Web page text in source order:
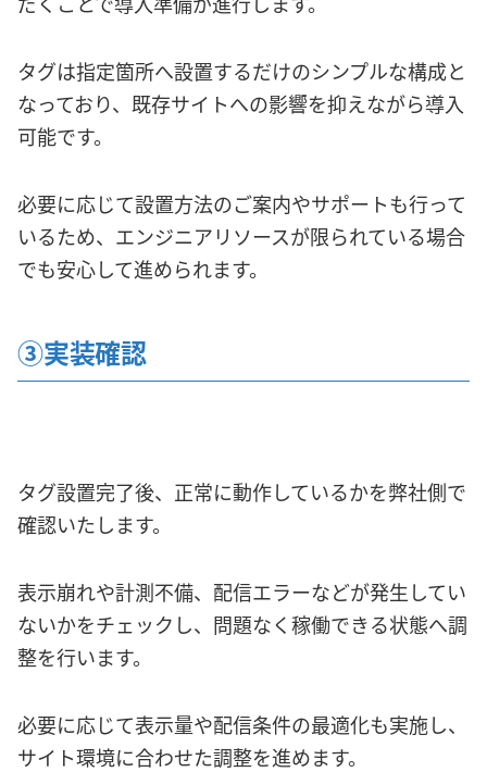
タグは指定箇所へ設置するだけのシンプルな構成と
なっており、既存サイトへの影響を抑えながら導入
可能です。
必要に応じて設置方法のご案内やサポートも行って
いるため、エンジニアリソースが限られている場合
でも安心して進められます。
③実装確認
タグ設置完了後、正常に動作しているかを弊社側で
確認いたします。
表示崩れや計測不備、配信エラーなどが発生してい
ないかをチェックし、問題なく稼働できる状態へ調
整を行います。
必要に応じて表示量や配信条件の最適化も実施し、
サイト環境に合わせた調整を進めます。